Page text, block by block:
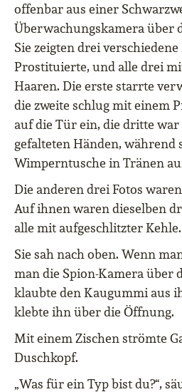
offenbar aus einer
Überwachungskamera über
Sie zeigten drei
Prostituierte, und alle drei
Haaren. Die erste starrte
die zweite schlug mit einem
auf die Tür ein, die dritte
gefalteten Händen, während
Wimperntusche in Tränen
Die anderen drei Fotos
Auf ihnen waren dieselben
alle mit aufgeschlitzter Kehle.
Sie sah nach oben. Wenn
man die Spion-Kamera über
klaubte den Kaugummi aus
klebte ihn über die Öffnung.
Mit einem Zischen strömte
Duschkopf.
„Was für ein Typ bist du?“,